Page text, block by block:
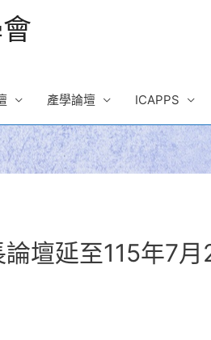
產學論壇 ICAPPS
壇延至115年7